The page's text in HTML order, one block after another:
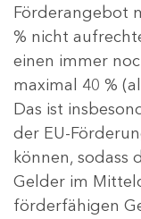
Förderangebot
% nicht
einen immer
maximal 40 %
Das ist
der EU-
können, sodass
Gelder im
förderfähigen